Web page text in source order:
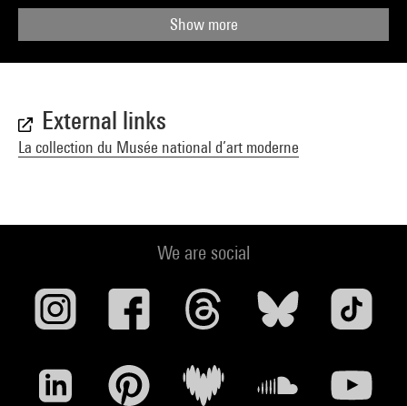
Show more
External links
La collection du Musée national d’art moderne
We are social